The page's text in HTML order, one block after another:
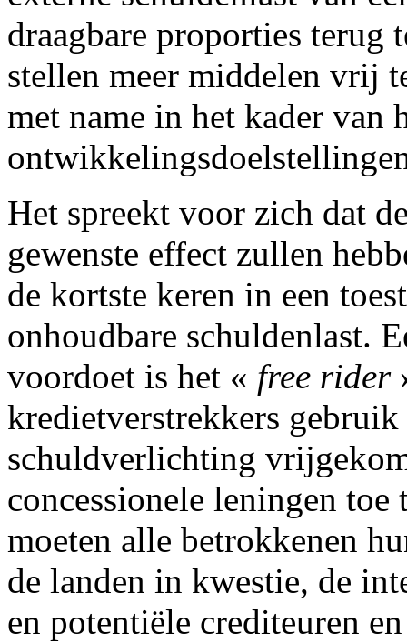
draagbare proporties terug
stellen meer middelen vrij
met name in het kader van
Het spreekt voor zich dat
gewenste effect zullen
de kortste keren in een
onhoudbare schuldenlast.
voordoet is het « free rider
kredietverstrekkers
schuldverlichting
concessionele leningen
moeten alle betrokkenen
de landen in kwestie, de
en potentiële crediteuren